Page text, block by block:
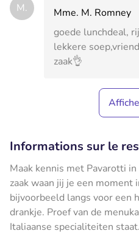
M.
Mme. M. Romney
goede lunchdeal,
lekkere
zaak👌
Informations sur le
Maak kennis met Pavarotti
zaak waan jij je een moment
bijvoorbeeld langs voor een
drankje. Proef van de
Italiaanse specialiteiten staat.